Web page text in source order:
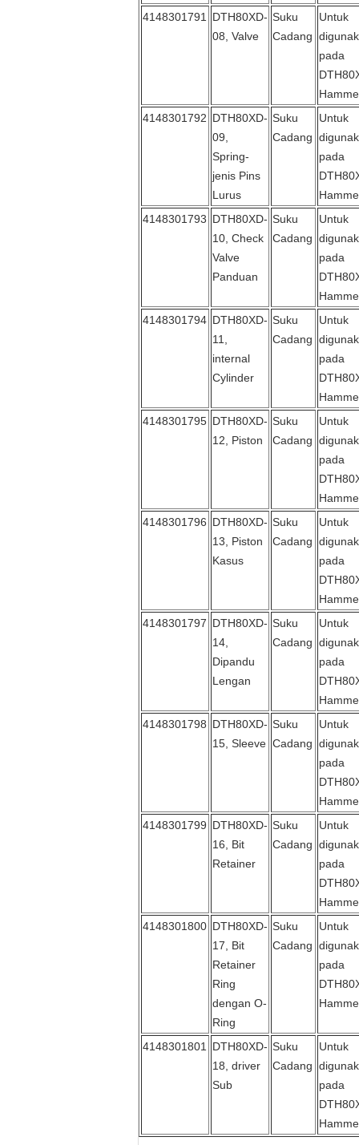
4148301791
DTH80XD-
08, Valve
Suku
Cadang
Untuk
pada
4148301792 DTH80XD-
09,
Spring-
jenis Pins
Lurus
Suku
Cadang
Untuk
pada
4148301793 DTH80XD-
10, Check
Valve
Panduan
Suku
Cadang
Untuk
pada
4148301794 DTH80XD-
11,
internal
Cylinder
Suku
Cadang
Untuk
pada
4148301795 DTH80XD-
12, Piston
Suku
Cadang
Untuk
pada
4148301796 DTH80XD-
13, Piston
Kasus
Suku
Cadang
Untuk
pada
4148301797 DTH80XD-
14,
Dipandu
Lengan
Suku
Cadang
Untuk
pada
4148301798 DTH80XD-
15, Sleeve
Suku
Cadang
Untuk
pada
4148301799 DTH80XD-
16, Bit
Retainer
Suku
Cadang
Untuk
pada
4148301800 DTH80XD-
17, Bit
Retainer
Ring
dengan O-
Ring
Suku
Cadang
Untuk
pada
4148301801
DTH80XD-
18, driver
Sub
Suku
Cadang
Untuk
pada